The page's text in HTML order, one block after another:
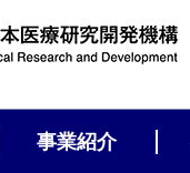
事業紹介